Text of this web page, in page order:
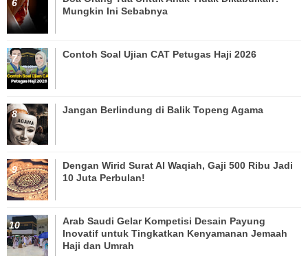
Mungkin Ini Sebabnya
Contoh Soal Ujian CAT Petugas Haji 2026
Jangan Berlindung di Balik Topeng Agama
Dengan Wirid Surat Al Waqiah, Gaji 500 Ribu Jadi
10 Juta Perbulan!
Arab Saudi Gelar Kompetisi Desain Payung
Inovatif untuk Tingkatkan Kenyamanan Jemaah
Haji dan Umrah